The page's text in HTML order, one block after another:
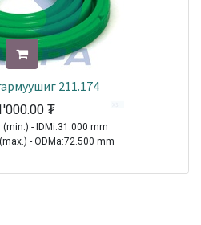
211.174
₮
(min.) - IDMi:31.000 mm
- ODMa:72.500 mm